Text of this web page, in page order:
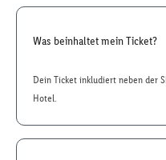
Was beinhaltet mein Ticket?
Dein Ticket inkludiert neben der
Hotel.